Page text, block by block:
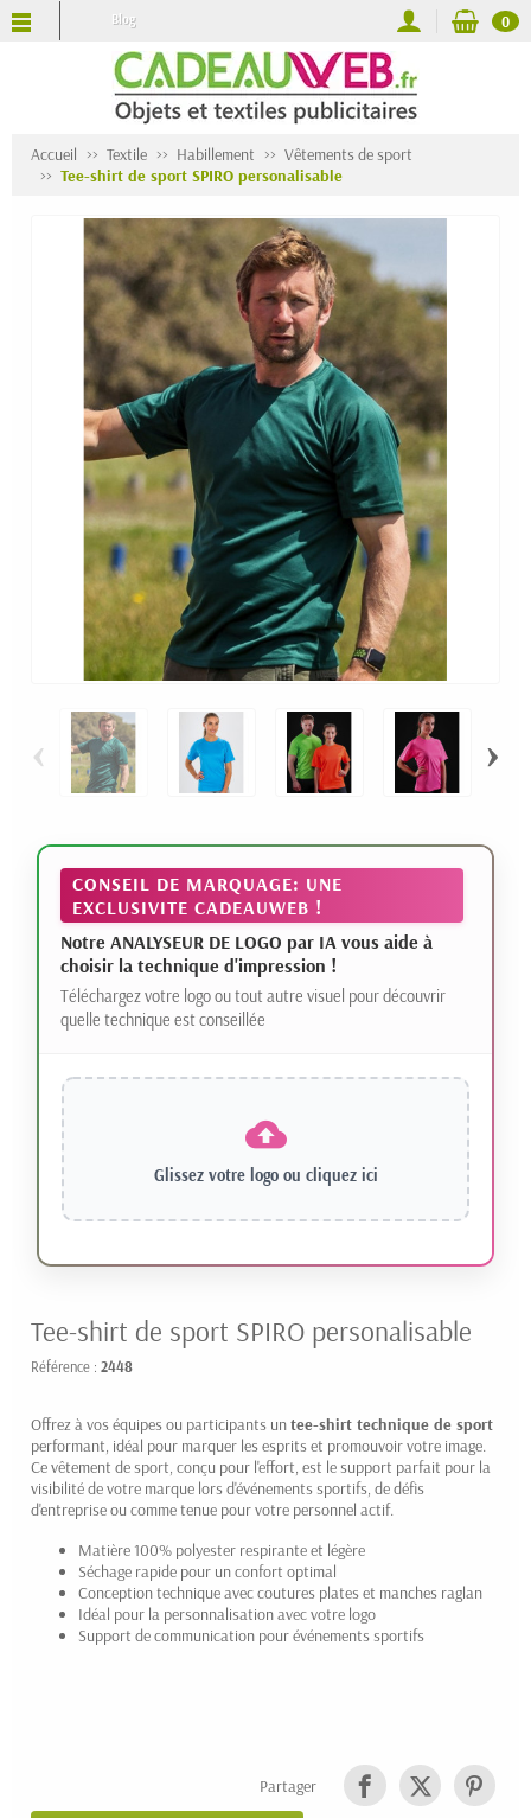
Blog 0
Accueil Textile Habillement
Vêtements de sport
Tee-shirt de sport SPIRO personalisable
‹ ›
CONSEIL DE MARQUAGE: UNE
EXCLUSIVITE CADEAUWEB !
Notre ANALYSEUR DE LOGO par IA vous aide à
choisir la technique d'impression !
Téléchargez votre logo ou tout autre visuel pour découvrir
quelle technique est conseillée
Glissez votre logo ou cliquez ici
Tee-shirt de sport SPIRO personalisable
Référence : 2448
Offrez à vos équipes ou participants untee-shirt technique de sport
performant, idéal pour marquer les esprits et promouvoir votre image.
Ce vêtement de sport, conçu pour l'effort, est le support parfait pour la
visibilité de votre marque lors d'événements sportifs, de défis
d'entreprise ou comme tenue pour votre personnel actif.
Matière 100% polyester respirante et légère
Séchage rapide pour un confort optimal
Conception technique avec coutures plates et manches raglan
Idéal pour la personnalisation avec votre logo
Support de communication pour événements sportifs
Partager